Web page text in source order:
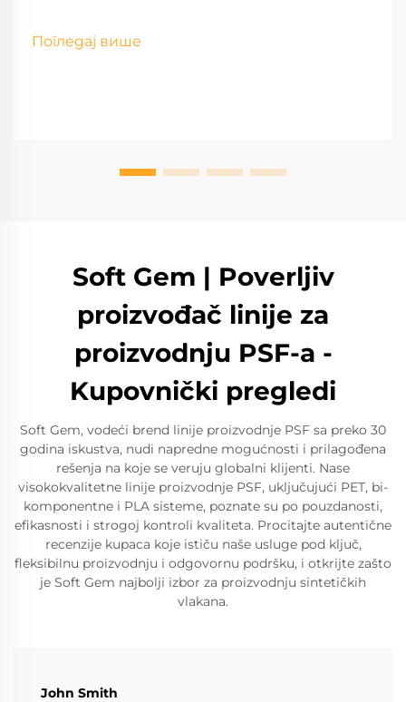
Погледај више
Soft Gem | Poverljiv
proizvođač linije za
proizvodnju PSF-a -
Kupovnički pregledi
Soft Gem, vodeći brend linije proizvodnje PSF sa preko 30
godina iskustva, nudi napredne mogućnosti i prilagođena
rešenja na koje se veruju globalni klijenti. Nase
visokokvalitetne linije proizvodnje PSF, uključujući PET, bi-
komponentne i PLA sisteme, poznate su po pouzdanosti,
efikasnosti i strogoj kontroli kvaliteta. Procitajte autentične
recenzije kupaca koje ističu naše usluge pod ključ,
fleksibilnu proizvodnju i odgovornu podršku, i otkrijte zašto
je Soft Gem najbolji izbor za proizvodnju sintetičkih
vlakana.
John Smith